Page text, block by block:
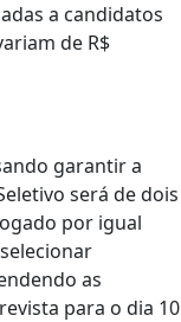
a candidatos
de R$
garantir a
será de dois
por igual
as
para o dia 10